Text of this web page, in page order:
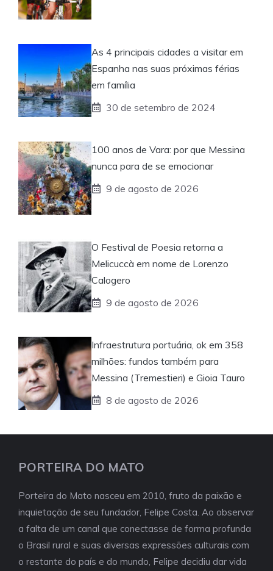
As 4 principais cidades a visitar em
Espanha nas suas próximas férias
em família
30 de setembro de 2024
100 anos de Vara: por que Messina
nunca para de se emocionar
9 de agosto de 2026
O Festival de Poesia retorna a
Melicuccà em nome de Lorenzo
Calogero
9 de agosto de 2026
Infraestrutura portuária, ok em 358
milhões: fundos também para
Messina (Tremestieri) e Gioia Tauro
8 de agosto de 2026
PORTEIRA DO MATO
Porteira do Mato nasceu em 2010, fruto da paixão e
inquietação de seu fundador, Felipe Costa. Ao observar
a falta de um canal que conectasse de forma profunda
o Brasil rural e suas diversas expressões culturais com
o restante do país e do mundo, Felipe decidiu dar vida